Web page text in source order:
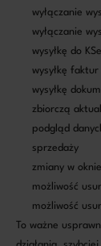
wyłączanie
wyłączanie
wysyłkę do
wysyłkę
wysyłkę
zbiorczą
podgląd
sprzedaży
zmiany w
możliwość
możliwość
To ważne